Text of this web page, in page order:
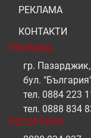
РЕКЛАМА
КОНТАКТИ
РЕКЛАМА
гр. Пазарджик,
бул.
тел. 0884 223
тел. 0888 834
РЕПОРТЕРИ